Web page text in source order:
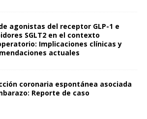
agonistas del receptor GLP-1 e
SGLT2 en el contexto
Implicaciones clínicas y
actuales
coronaria espontánea asociada
Reporte de caso